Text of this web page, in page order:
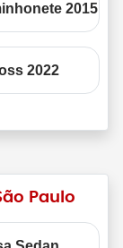
2015
2022
Paulo